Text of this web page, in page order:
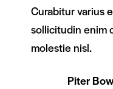
Curabitur varius
sollicitudin enim
molestie nisl.
Piter